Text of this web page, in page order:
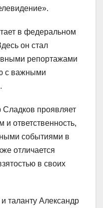
в федеральном
он стал
репортажами
с важными
Сладков проявляет
ответственность,
событиями в
отличается
в своих
таланту Александр